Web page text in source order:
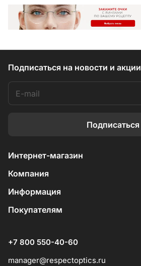
Подписаться на новости и акции
Подписаться
Интернет-магазин
Компания
Информация
Покупателям
+7 800 550-40-60
manager@respectoptics.ru